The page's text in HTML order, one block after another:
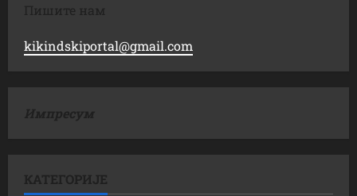
Пишите нам
kikindskiportal@gmail.com
Импресум
КАТЕГОРИЈЕ